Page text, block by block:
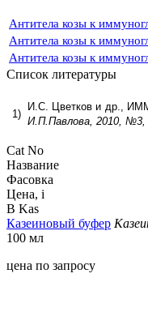
Антитела козы к
Антитела козы к
Антитела козы к
Список литературы
1)
И.С. Цветков и др.,
И.П.Павлова, 2010, №3,
Cat No
Название
Фасовка
Цена, i
B Kas
Казеиновый буфер
100 мл
цена по запросу